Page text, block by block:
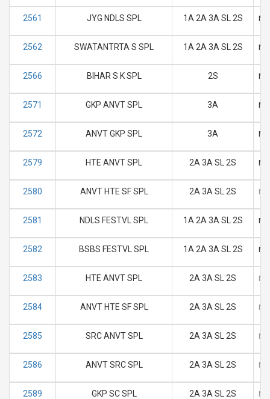
2561 JYG NDLS SPL 1A 2A 3A SL 2S M
2562 SWATANTRTA S SPL 1A 2A 3A SL 2S M
2566 BIHAR S K SPL 2S M
2571 GKP ANVT SPL 3A M
2572 ANVT GKP SPL 3A M
2579 HTE ANVT SPL 2A 3A SL 2S M
2580 ANVT HTE SF SPL 2A 3A SL 2S M
2581 NDLS FESTVL SPL 1A 2A 3A SL 2S M
2582 BSBS FESTVL SPL 1A 2A 3A SL 2S M
2583 HTE ANVT SPL 2A 3A SL 2S M
2584 ANVT HTE SF SPL 2A 3A SL 2S M
2585 SRC ANVT SPL 2A 3A SL 2S M
2586 ANVT SRC SPL 2A 3A SL 2S M
2589 GKP SC SPL 2A 3A SL 2S M